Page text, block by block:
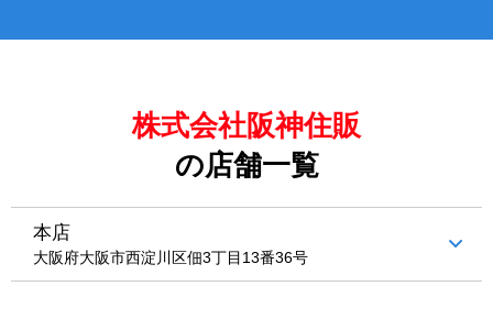
株式会社阪神住販
の店舗一覧
本店
大阪府大阪市西淀川区佃3丁目13番36号